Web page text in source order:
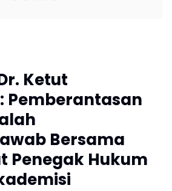
Ketut
Pemberantasan
Bersama
Penegak Hukum